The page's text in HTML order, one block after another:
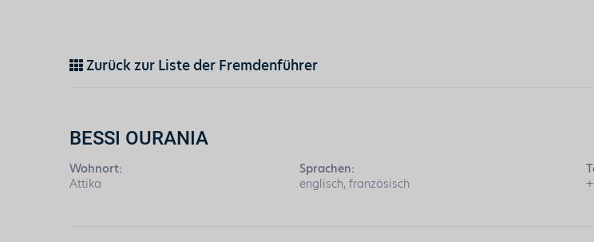
Zurück zur Liste der Fremdenführer
BESSI OURANIA
Wohnort:
Attika
Sprachen:
englisch, französisch